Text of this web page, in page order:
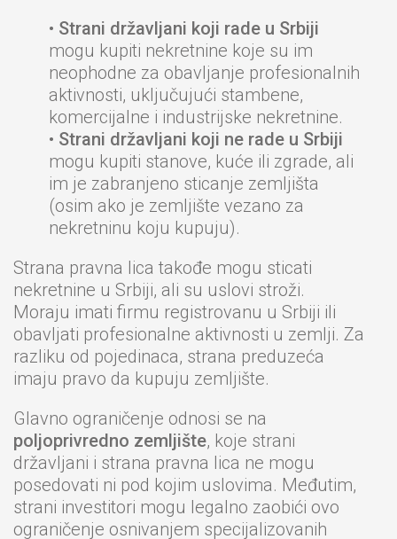
• Strani državljani koji rade u Srbiji
mogu kupiti nekretnine koje su im
neophodne za obavljanje profesionalnih
aktivnosti, uključujući stambene,
komercijalne i industrijske nekretnine.
• Strani državljani koji ne rade u Srbiji
mogu kupiti stanove, kuće ili zgrade, ali
im je zabranjeno sticanje zemljišta
(osim ako je zemljište vezano za
nekretninu koju kupuju).
Strana pravna lica takođe mogu sticati
nekretnine u Srbiji, ali su uslovi stroži.
Moraju imati firmu registrovanu u Srbiji ili
obavljati profesionalne aktivnosti u zemlji. Za
razliku od pojedinaca, strana preduzeća
imaju pravo da kupuju zemljište.
Glavno ograničenje odnosi se na
poljoprivredno zemljište, koje strani
državljani i strana pravna lica ne mogu
posedovati ni pod kojim uslovima. Međutim,
strani investitori mogu legalno zaobići ovo
ograničenje osnivanjem specijalizovanih